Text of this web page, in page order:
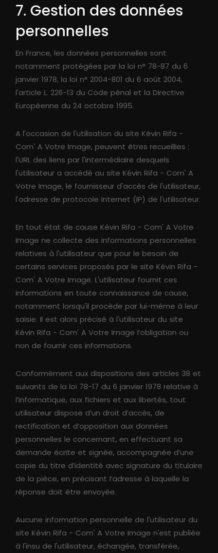
7. Gestion des données
personnelles
En France, les données personnelles sont
notamment protégées par la loi n° 78-87 du 6
janvier 1978, la loi n° 2004-801 du 6 août 2004,
l'article L. 226-13 du Code pénal et la Directive
Européenne du 24 octobre 1995.
A l'occasion de l'utilisation du site Kévin Rifa -
Com' A Votre Image, peuvent êtres recueillies :
l'URL des liens par l'intermédiaire desquels
l'utilisateur a accédé au site Kévin Rifa - Com' A
Votre Image, le fournisseur d'accès de l'utilisateur,
l'adresse de protocole Internet (IP) de l'utilisateur.
En tout état de cause Kévin Rifa - Com' A Votre
Image ne collecte des informations personnelles
relatives à l'utilisateur que pour le besoin de
certains services proposés par le site Kévin Rifa -
Com' A Votre Image. L'utilisateur fournit ces
informations en toute connaissance de cause,
notamment lorsqu'il procède par lui-même à leur
saisie. Il est alors précisé à l'utilisateur du site
Kévin Rifa - Com' A Votre Image l’obligation ou
non de fournir ces informations.
Conformément aux dispositions des articles 38 et
suivants de la loi 78-17 du 6 janvier 1978 relative à
l’informatique, aux fichiers et aux libertés, tout
utilisateur dispose d’un droit d’accès, de
rectification et d’opposition aux données
personnelles le concernant, en effectuant sa
demande écrite et signée, accompagnée d’une
copie du titre d’identité avec signature du titulaire
de la pièce, en précisant l’adresse à laquelle la
réponse doit être envoyée.
Aucune information personnelle de l'utilisateur du
site Kévin Rifa - Com' A Votre Image n'est publiée
à l'insu de l'utilisateur, échangée, transférée,